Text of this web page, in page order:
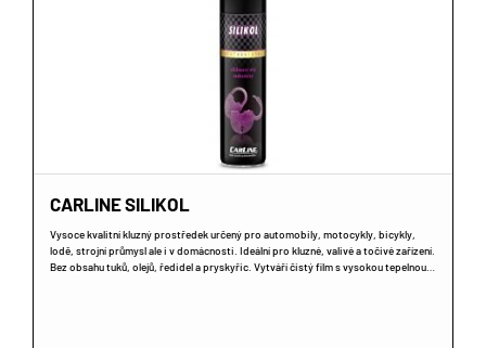
CARLINE SILIKOL
Vysoce kvalitní kluzný prostředek určený pro automobily, motocykly, bicykly,
lodě, strojní průmysl ale i v domácnosti. Ideální pro kluzné, valivé a točivé zařízení.
Bez obsahu tuků, olejů, ředidel a pryskyřic. Vytváří čistý film s vysokou tepelnou…